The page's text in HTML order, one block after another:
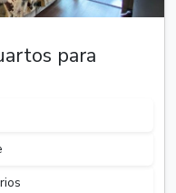
para